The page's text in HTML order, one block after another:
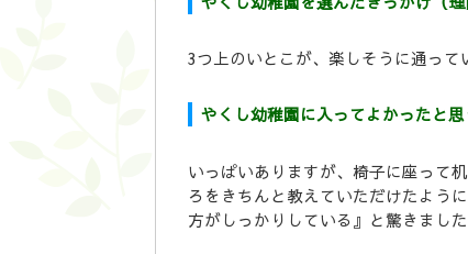
3つ上のいとこが、楽しそうに通って
やくし幼稚園に入ってよかったと思
いっぱいありますが、椅子に座って
ろをきちんと教えていただけたよう
方がしっかりしている』と驚きました